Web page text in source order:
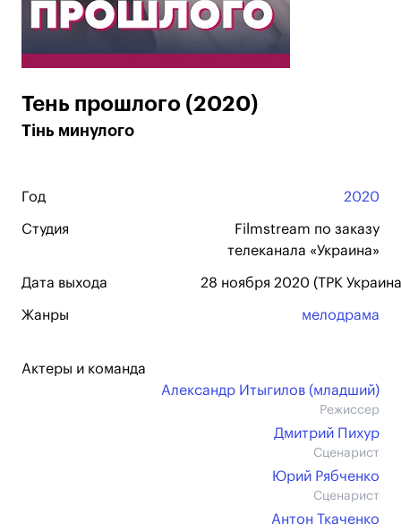
Тень прошлого (2020)
Тінь минулого
Год 2020
Студия
Filmstream по заказу
телеканала «Украина»
Дата выхода 28 ноября 2020 (ТРК
Жанры мелодрама
Актеры и команда
Александр Итыгилов (младший)
Режиссер
Дмитрий Пихур
Сценарист
Юрий Рябченко
Сценарист
Антон Ткаченко